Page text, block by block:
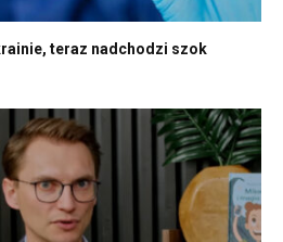
teraz nadchodzi szok